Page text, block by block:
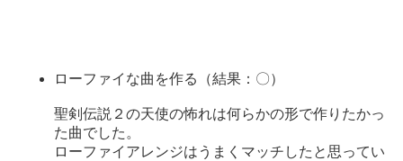
ローファイな曲を作る（結果：〇）
聖剣伝説２の天使の怖れは何らかの形で作りたかっ
た曲でした。
ローファイアレンジはうまくマッチしたと思ってい